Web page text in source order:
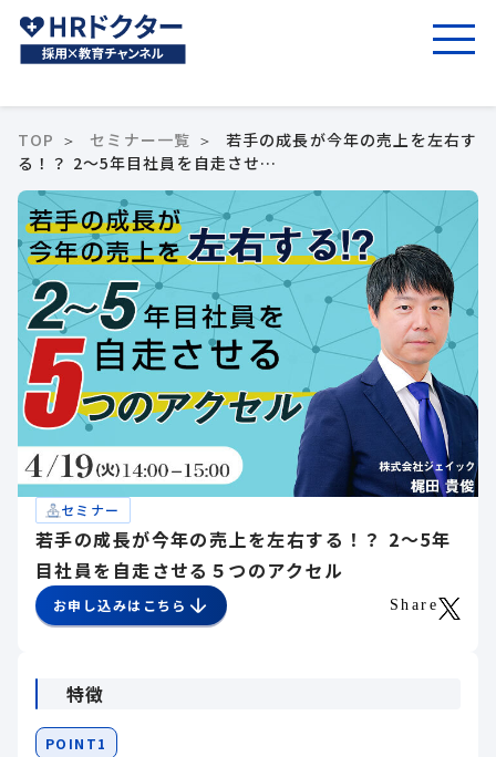
TOP セミナー一覧
若手の成長が今年の売上を左右す
る！？ 2～5年目社員を自走させ…
セミナー
若手の成長が今年の売上を左右する！？ 2～5年
目社員を自走させる５つのアクセル
お申し込みはこちら Share
特徴
POINT1